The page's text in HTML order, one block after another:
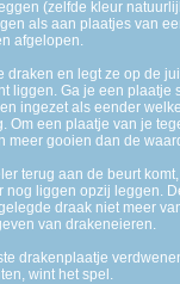
(zelfde kleur
als aan plaatjes van
afgelopen.
draken en legt ze op de
liggen. Ga je een plaatje
ingezet als eender
Om een plaatje van je
meer gooien dan de
terug aan de beurt
nog liggen opzij leggen.
draak niet meer
van drakeneieren.
drakenplaatje
wint het spel.